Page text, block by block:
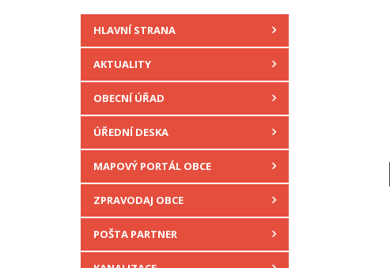
HLAVNÍ STRANA
AKTUALITY
OBECNÍ ÚŘAD
ÚŘEDNÍ DESKA
MAPOVÝ PORTÁL OBCE
ZPRAVODAJ OBCE
POŠTA PARTNER